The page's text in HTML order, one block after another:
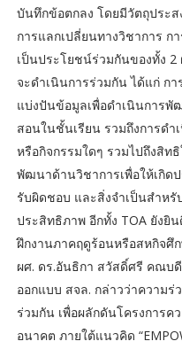
บันทึกข้อตกลง โดยมีวัตถุประส
การแลกเปลี่ยนทางวิชาการ
เป็นประโยชน์ร่วมกันของทั้ง 2
จะดำเนินการร่วมกัน ได้แก่ ก
แบ่งปันข้อมูลเพื่อดำเนินการพั
สอนในชั้นเรียน รวมถึงการดำ
หรือกิจกรรมใดๆ รวมไปถึงสิ
พัฒนาด้านวิชาการเพื่อให้เกิด
รับผิดชอบ และสิ่งจำเป็นสำหรั
ประสิทธิภาพ อีกทั้ง TOA ยังยิ
ฝึกงานภาคฤดูร้อนหรือสหกิจศึ
ผศ. ดร.อันธิกา สวัสดิ์ศรี คณบ
ออกแบบ สจล. กล่าวว่าความร่
ร่วมกัน เพื่อผลักดันโครงการค
อนาคต ภายใต้แนวคิด